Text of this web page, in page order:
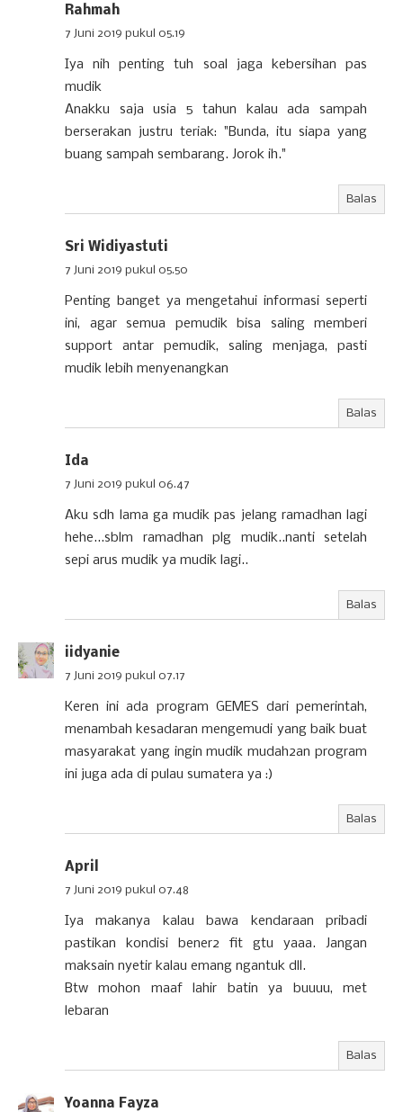
Rahmah
7 Juni 2019 pukul 05.19
Iya nih penting tuh soal jaga kebersihan pas
mudik
Anakku saja usia 5 tahun kalau ada sampah
berserakan justru teriak: "Bunda, itu siapa yang
buang sampah sembarang. Jorok ih."
Balas
Sri Widiyastuti
7 Juni 2019 pukul 05.50
Penting banget ya mengetahui informasi seperti
ini, agar semua pemudik bisa saling memberi
support antar pemudik, saling menjaga, pasti
mudik lebih menyenangkan
Balas
Ida
7 Juni 2019 pukul 06.47
Aku sdh lama ga mudik pas jelang ramadhan lagi
hehe...sblm ramadhan plg mudik..nanti setelah
sepi arus mudik ya mudik lagi..
Balas
iidyanie
7 Juni 2019 pukul 07.17
Keren ini ada program GEMES dari pemerintah,
menambah kesadaran mengemudi yang baik buat
masyarakat yang ingin mudik mudah2an program
ini juga ada di pulau sumatera ya :)
Balas
April
7 Juni 2019 pukul 07.48
Iya makanya kalau bawa kendaraan pribadi
pastikan kondisi bener2 fit gtu yaaa. Jangan
maksain nyetir kalau emang ngantuk dll.
Btw mohon maaf lahir batin ya buuuu, met
lebaran
Balas
Yoanna Fayza